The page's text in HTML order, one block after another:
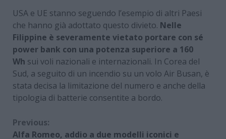
USA e UE stanno seguendo l’esempio di altri Paesi
che hanno già adottato questo divieto. Nelle
Filippine è severamente vietato portare con sé
power bank con una potenza superiore a 160
Wh sui voli nazionali e internazionali. In Corea del
Sud, a seguito di un incendio su un volo Air Busan, è
stata decisa la limitazione del numero e anche della
tipologia di batterie consentite a bordo.
Continue
Previous:
Alfa Romeo, addio a due modelli iconici e